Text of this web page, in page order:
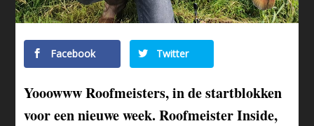
Facebook Twitter
Yooowww Roofmeisters, in de startblokken
voor een nieuwe week. Roofmeister Inside,